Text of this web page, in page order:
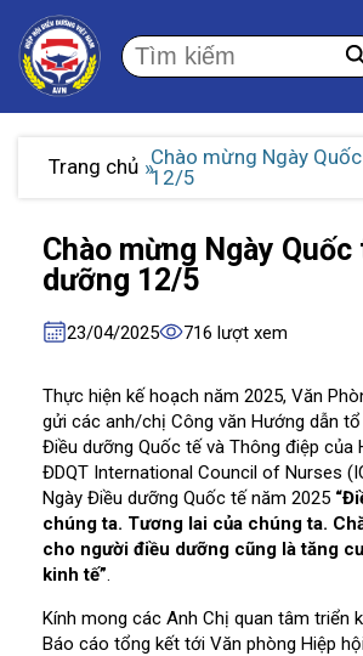
Trang chủ Chào mừng Ngày
12/5
Chào mừng Ngày
dưỡng 12/5
23/04/2025 716 lượt xem
Thực hiện kế hoạch năm 2025, Văn
gửi các anh/chị Công văn Hướng dẫn
Điều dưỡng Quốc tế và Thông điệp của
ĐDQT International Council of Nurses
Ngày Điều dưỡng Quốc tế năm 2025
chúng ta. Tương lai của chúng ta.
cho người điều dưỡng cũng là tăng
kinh tế”.
Kính mong các Anh Chị quan tâm triển
Báo cáo tổng kết tới Văn phòng Hiệp